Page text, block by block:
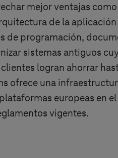
mejor ventajas
de la
de programación,
sistemas antiguos
logran ahorrar
ofrece una
europeas en
vigentes.